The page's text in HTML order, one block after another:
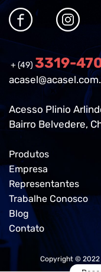
+ (49) 3319-
Acesso Plinio
Bairro Belvedere,
Produtos
Empresa
Representantes
Trabalhe Conosco
Blog
Contato
Copyright © 2022